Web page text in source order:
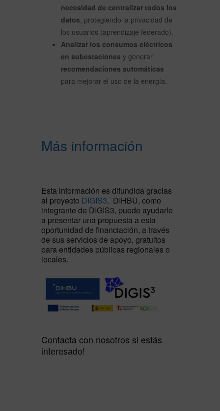
necesidad de centralizar todos los
datos, protegiendo la privacidad de
los usuarios (aprendizaje federado).
Analizar los consumos eléctricos
en subestaciones y generar
recomendaciones automáticas
para mejorar el uso de la energía.
Más información
Esta información es difundida gracias
al proyecto DIGIS3. DIHBU, como
integrante de DIGIS3, puede ayudarle
a presentar una propuesta a esta
oportunidad de financiación, a través
de sus servicios de apoyo, gratuitos
para entidades públicas regionales o
locales.
Contacta con nosotros si estás
interesado!